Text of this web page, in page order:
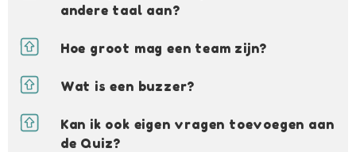
andere taal aan?
Hoe groot mag een team zijn?
Wat is een buzzer?
Kan ik ook eigen vragen toevoegen aan
de Quiz?